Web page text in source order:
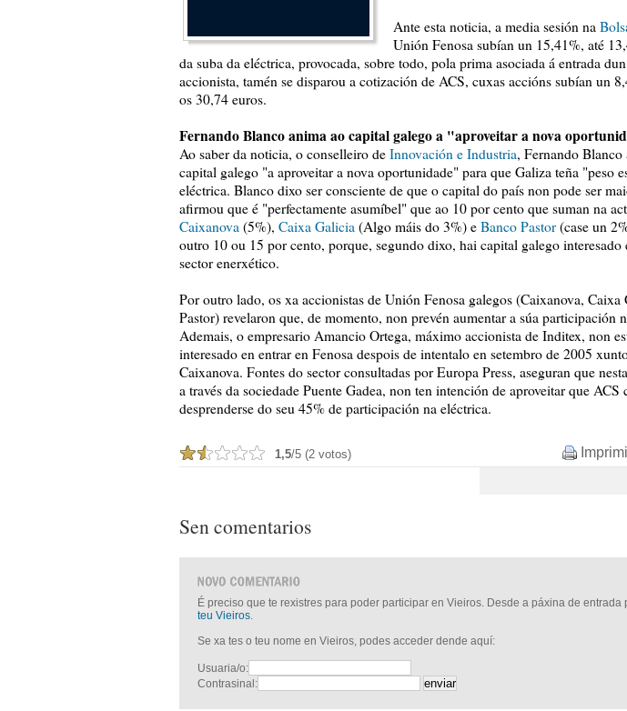
Ante esta noticia, a media sesión na
Unión Fenosa subían un 15,41%, até
da suba da eléctrica, provocada, sobre todo, pola prima asociada á entrada
accionista, tamén se disparou a cotización de ACS, cuxas accións subían un
os 30,74 euros.
Fernando Blanco anima ao capital galego a "aproveitar a nova
Ao saber da noticia, o conselleiro de Innovación e Industria, Fernando Blanco
capital galego "a aproveitar a nova oportunidade" para que Galiza teña "peso
eléctrica. Blanco dixo ser consciente de que o capital do país non pode ser
afirmou que é "perfectamente asumíbel" que ao 10 por cento que suman na
Caixanova (5%), Caixa Galicia (Algo máis do 3%) e Banco Pastor(case un
outro 10 ou 15 por cento, porque, segundo dixo, hai capital galego interesado
sector enerxético.
Por outro lado, os xa accionistas de Unión Fenosa galegos (Caixanova, Caixa
Pastor) revelaron que, de momento, non prevén aumentar a súa participación
Ademais, o empresario Amancio Ortega, máximo accionista de Inditex, non
interesado en entrar en Fenosa despois de intentalo en setembro de 2005
Caixanova. Fontes do sector consultadas por Europa Press, aseguran que
a través da sociedade Puente Gadea, non ten intención de aproveitar que ACS
desprenderse do seu 45% de participación na eléctrica.
1,5/5 (2 votos)
Sen comentarios
É preciso que te rexistres para poder participar en Vieiros. Desde a páxina de entrada
teu Vieiros.
Se xa tes o teu nome en Vieiros, podes acceder dende aquí:
Usuaria/o:
Contrasinal: